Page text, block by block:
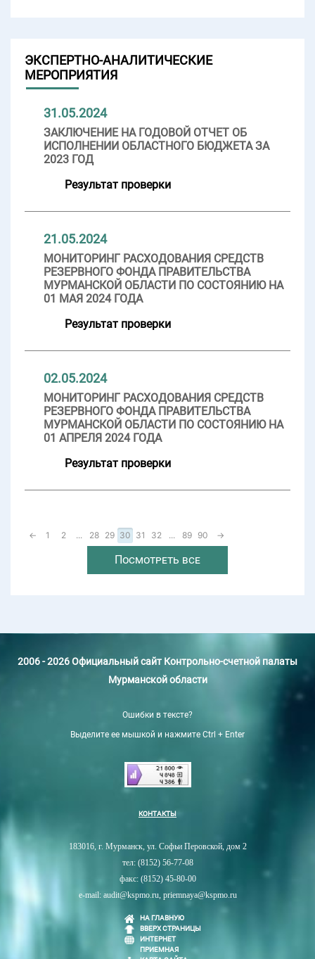
ЭКСПЕРТНО-АНАЛИТИЧЕСКИЕ
МЕРОПРИЯТИЯ
31.05.2024
ЗАКЛЮЧЕНИЕ НА ГОДОВОЙ ОТЧЕТ ОБ
ИСПОЛНЕНИИ ОБЛАСТНОГО БЮДЖЕТА ЗА
2023 ГОД
Результат проверки
21.05.2024
МОНИТОРИНГ РАСХОДОВАНИЯ СРЕДСТВ
РЕЗЕРВНОГО ФОНДА ПРАВИТЕЛЬСТВА
МУРМАНСКОЙ ОБЛАСТИ ПО СОСТОЯНИЮ НА
01 МАЯ 2024 ГОДА
Результат проверки
02.05.2024
МОНИТОРИНГ РАСХОДОВАНИЯ СРЕДСТВ
РЕЗЕРВНОГО ФОНДА ПРАВИТЕЛЬСТВА
МУРМАНСКОЙ ОБЛАСТИ ПО СОСТОЯНИЮ НА
01 АПРЕЛЯ 2024 ГОДА
Результат проверки
← 1 2 ... 28 29 30 31 32 ... 89 90 →
Посмотреть все
2006 - 2026 Официальный сайт Контрольно-счетной палаты
Мурманской области
Ошибки в тексте?
Выделите ее мышкой и нажмите Ctrl + Enter
КОНТАКТЫ
183016, г. Мурманск, ул. Софьи Перовской, дом 2
тел: (8152) 56-77-08
факс: (8152) 45-80-00
e-mail: audit@kspmo.ru, priemnaya@kspmo.ru
НА ГЛАВНУЮ
ВВЕРХ СТРАНИЦЫ
ИНТЕРНЕТ
ПРИЕМНАЯ